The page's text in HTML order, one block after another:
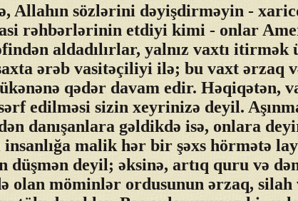
Allahın sözlərini dəyişdirməyin -
rəhbərlərinin etdiyi kimi - onlar
aldadılırlar, yalnız vaxtı itirmək
ərəb vasitəçiliyi ilə; bu vaxt ərzaq
qədər davam edir. Həqiqətən,
edilməsi sizin xeyrinizə deyil.
danışanlara gəldikdə isə, onlara
insanlığa malik hər bir şəxs hörmətə
düşmən deyil; əksinə, artıq quru və
olan möminlər ordusunun ərzaq, silah